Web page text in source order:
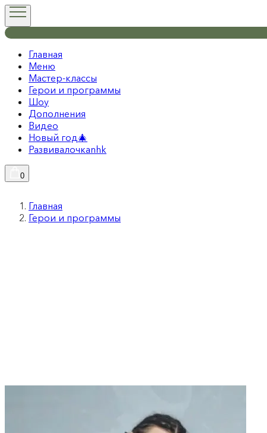
Главная
Меню
Мастер-классы
Герои и программы
Шоу
Дополнения
Видео
Новый год🎄
Развивалочкаnhk
0
Главная
Герои и программы